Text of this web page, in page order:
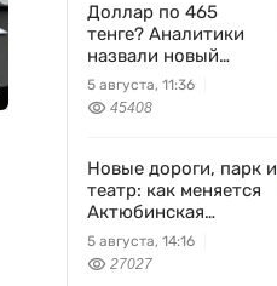
Доллар по 465
тенге? Аналитики
назвали новый
диапазон
5 августа, 11:36
45408
Новые дороги, парк и
театр: как меняется
Актюбинская
область
5 августа, 14:16
27027